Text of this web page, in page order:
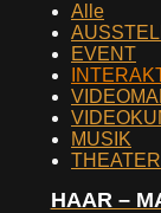
Alle
EVENT
MUSIK
THEATER
HAAR –